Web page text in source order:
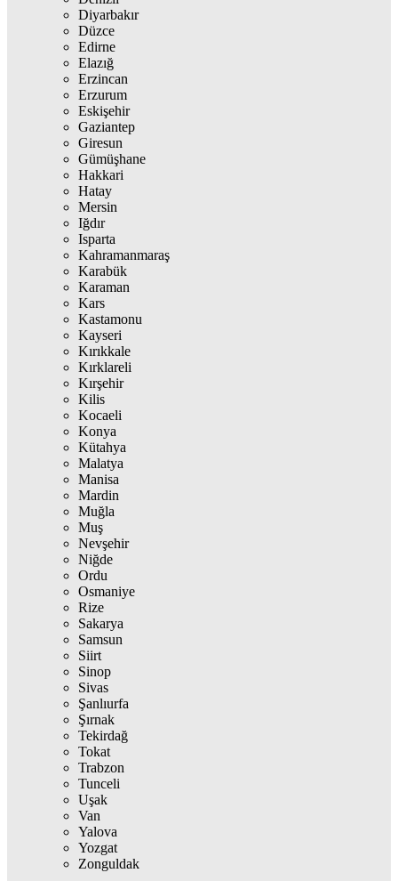
Diyarbakır
Düzce
Edirne
Elazığ
Erzincan
Erzurum
Eskişehir
Gaziantep
Giresun
Gümüşhane
Hakkari
Hatay
Mersin
Iğdır
Isparta
Kahramanmaraş
Karabük
Karaman
Kars
Kastamonu
Kayseri
Kırıkkale
Kırklareli
Kırşehir
Kilis
Kocaeli
Konya
Kütahya
Malatya
Manisa
Mardin
Muğla
Muş
Nevşehir
Niğde
Ordu
Osmaniye
Rize
Sakarya
Samsun
Siirt
Sinop
Sivas
Şanlıurfa
Şırnak
Tekirdağ
Tokat
Trabzon
Tunceli
Uşak
Van
Yalova
Yozgat
Zonguldak